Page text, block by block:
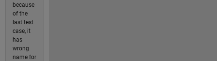
because
of the
last test
case, it
has
wrong
name for